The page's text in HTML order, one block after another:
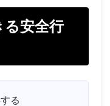
る安全行
る